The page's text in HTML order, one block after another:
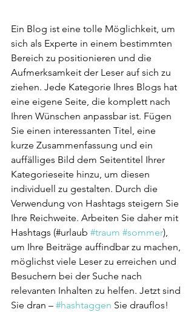
Ein Blog ist eine tolle Möglichkeit, um
sich als Experte in einem bestimmten
Bereich zu positionieren und die
Aufmerksamkeit der Leser auf sich zu
ziehen. Jede Kategorie Ihres Blogs hat
eine eigene Seite, die komplett nach
Ihren Wünschen anpassbar ist. Fügen
Sie einen interessanten Titel, eine
kurze Zusammenfassung und ein
auffälliges Bild dem Seitentitel Ihrer
Kategorieseite hinzu, um diesen
individuell zu gestalten. Durch die
Verwendung von Hashtags steigern Sie
Ihre Reichweite. Arbeiten Sie daher mit
Hashtags (#urlaub #traum #sommer),
um Ihre Beiträge auffindbar zu machen,
möglichst viele Leser zu erreichen und
Besuchern bei der Suche nach
relevanten Inhalten zu helfen. Jetzt sind
Sie dran – #hashtaggen Sie drauflos!